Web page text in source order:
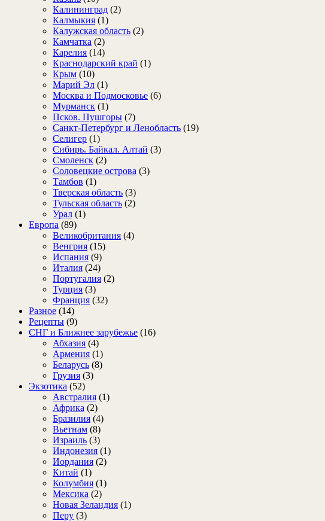
Калининград (2)
Калмыкия (1)
Калужская область (2)
Камчатка (2)
Карелия (14)
Краснодарский край (1)
Крым (10)
Марий Эл (1)
Москва и Подмосковье (6)
Мурманск (1)
Псков. Пушгоры (7)
Санкт-Петербург и Ленобласть (19)
Селигер (1)
Сибирь. Байкал. Алтай (3)
Смоленск (2)
Соловецкие острова (3)
Тамбов (1)
Тверская область (3)
Тульская область (2)
Урал (1)
Европа (89)
Великобритания (4)
Венгрия (15)
Испания (9)
Италия (24)
Португалия (2)
Турция (3)
Франция (32)
Разное (14)
Рецепты (9)
СНГ и Ближнее зарубежье (16)
Абхазия (4)
Армения (1)
Беларусь (8)
Грузия (3)
Экзотика (52)
Австралия (1)
Африка (2)
Бразилия (4)
Вьетнам (8)
Израиль (3)
Индонезия (1)
Иордания (2)
Китай (1)
Колумбия (1)
Мексика (2)
Новая Зеландия (1)
Перу (3)